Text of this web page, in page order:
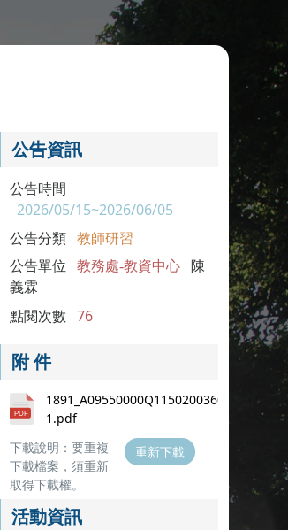
公告資訊
公告時間
2026/05/15~2026/06/05
公告分類 教師研習
公告單位 教務處-教資中心
陳
義霖
點閱次數 76
附 件
1891_A09550000Q115020036000-
1.pdf
下載說明：要重複
下載檔案，須重新
取得下載權。
重新下載
活動資訊